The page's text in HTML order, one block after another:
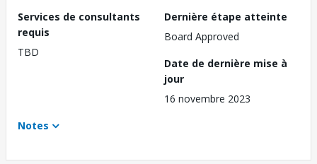
Services de consultants
requis
TBD
Dernière étape atteinte
Board Approved
Date de dernière mise à
jour
16 novembre 2023
Notes